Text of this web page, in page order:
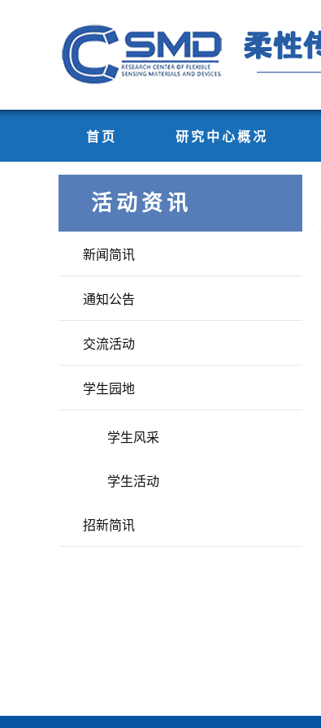
首页 研究中心概况
活动资讯
新闻简讯
通知公告
交流活动
学生园地
学生风采
学生活动
招新简讯